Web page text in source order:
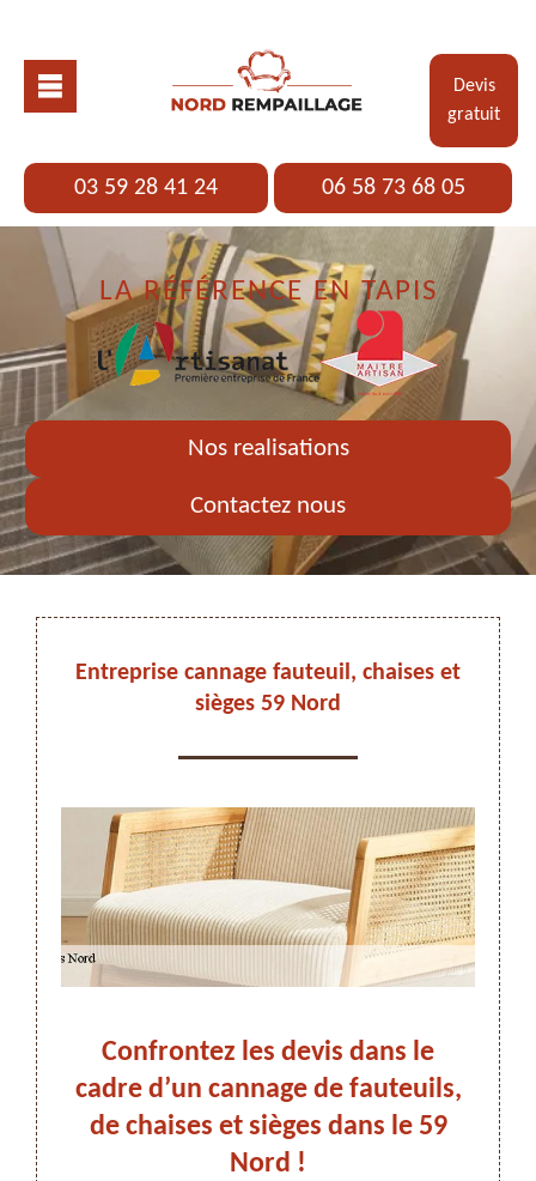
Devis
gratuit
03 59 28 41 24 06 58 73 68 05
LA RÉFÉRENCE EN TAPIS
Nos realisations
Contactez nous
Entreprise cannage fauteuil, chaises et
sièges 59 Nord
et
Confrontez les devis dans le
cadre d’un cannage de fauteuils,
de chaises et sièges dans le 59
Nord !